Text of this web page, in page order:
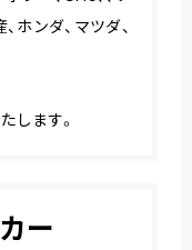
ホンダ、マツダ、
します。
ー